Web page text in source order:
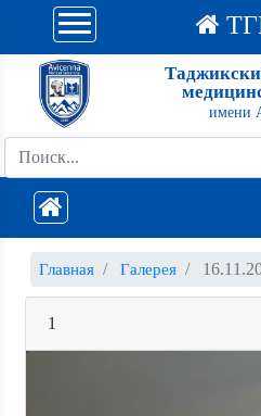
имени
Главная Галерея
1